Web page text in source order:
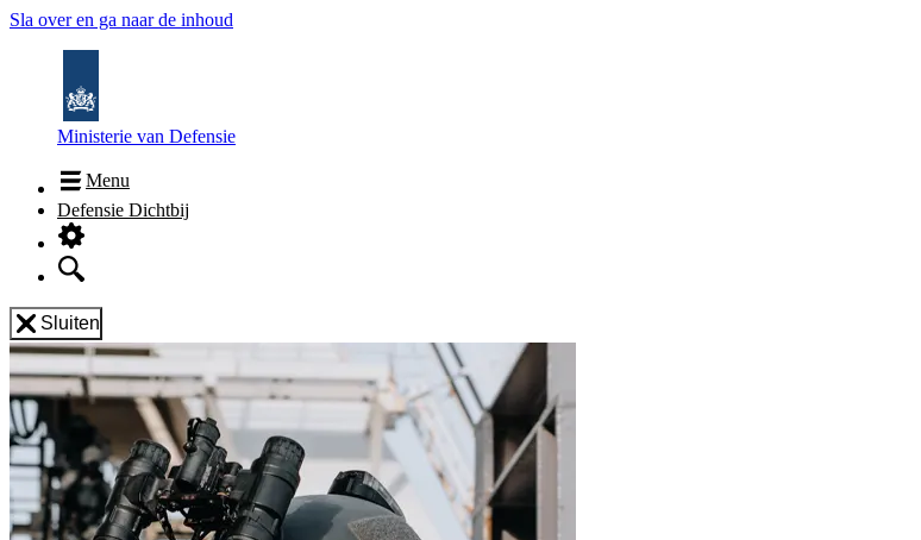
Sla over en ga naar de inhoud
Ministerie van Defensie
Menu
Defensie Dichtbij
Sluiten